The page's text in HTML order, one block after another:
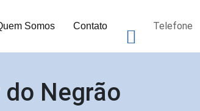
Somos Contato Telefone
Negrão